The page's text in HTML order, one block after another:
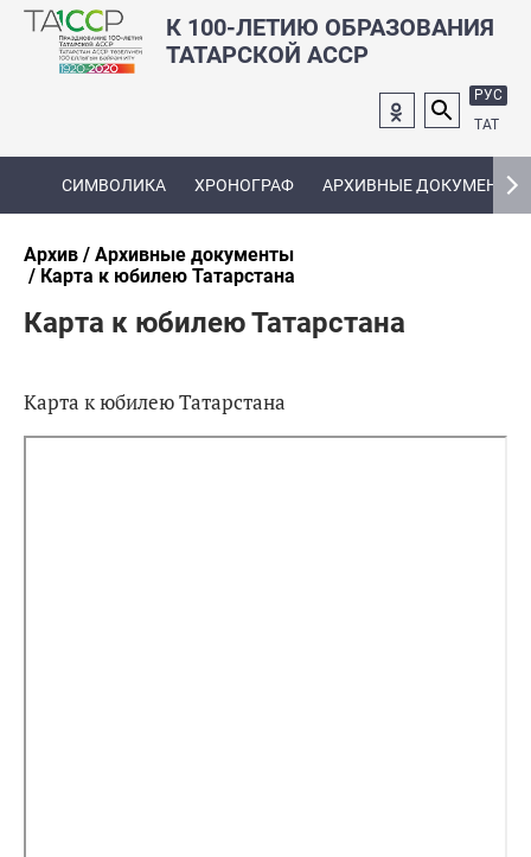
К 100-ЛЕТИЮ ОБРАЗОВАНИЯ
ТАТАРСКОЙ АССР
РУС
ТАТ
СИМВОЛИКА ХРОНОГРАФ АРХИВНЫЕ ДОКУМЕНТЫ
Архив
Архивные документы
Карта к юбилею Татарстана
Карта к юбилею Татарстана
Карта к юбилею Татарстана